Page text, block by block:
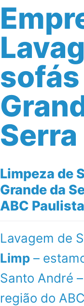
sofás
Serra
Limpeza de
Grande da
ABC Paulista
Lavagem de
Limp –
Santo André
região do